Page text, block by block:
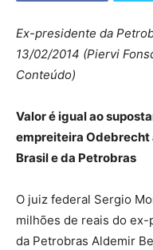
Ex-presidente da
13/02/2014 (Piervi
Conteúdo)
Valor é igual ao
empreiteira Odebrecht
Brasil e da Petrobras
O juiz federal Sergio
milhões de reais do
da Petrobras Aldemir